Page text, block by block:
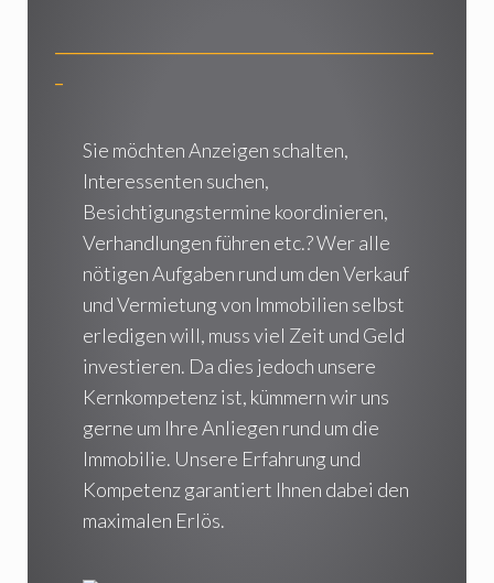
Sie möchten Anzeigen schalten,
Interessenten suchen,
Besichtigungstermine koordinieren,
Verhandlungen führen etc.? Wer alle
nötigen Aufgaben rund um den Verkauf
und Vermietung von Immobilien selbst
erledigen will, muss viel Zeit und Geld
investieren. Da dies jedoch unsere
Kernkompetenz ist, kümmern wir uns
gerne um Ihre Anliegen rund um die
Immobilie. Unsere Erfahrung und
Kompetenz garantiert Ihnen dabei den
maximalen Erlös.